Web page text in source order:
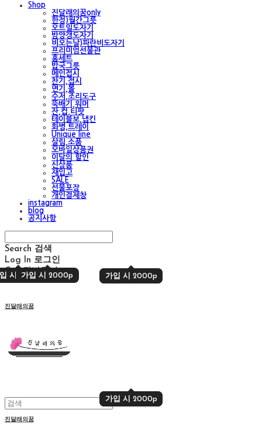
Shop
진달래의꿈only
한정)월간그릇
오트밀도자기
밤양갱도자기
비오는날)파란비도자기
프리미엄선물관
홈세트
밥국그릇
메인접시
찬기,접시
면기,볼
수저,조리도구
뚝배기,워머
잔,컵,티팟
테이블보,냅킨
화병,트레이
Unique line
살림,소품
모바일상품권
이달의 할인
신상품
재입고
SALE
선물포장
개인결제창
instagram
blog
공지사항
Search 검색
Log In
시 2000p
로그인
가입 시 2000p 가입 시 2000p
가입 시 2000p
Cart장바구니
진달래의꿈
가입 시 2000p
가입 시 2000p
진달래의꿈